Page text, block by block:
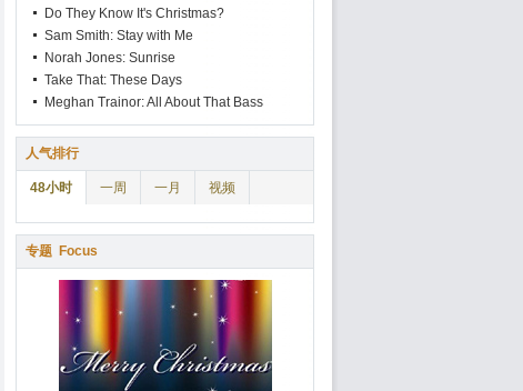
Do They Know It's Christmas?
Sam Smith: Stay with Me
Norah Jones: Sunrise
Take That: These Days
Meghan Trainor: All About That Bass
人气排行
48小时 一周 一月 视频
专题 Focus